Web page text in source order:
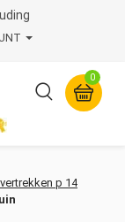
0
p 14